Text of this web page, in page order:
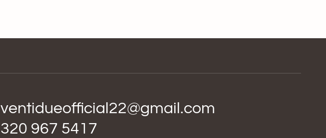
ventidueofficial22@gmail.com
320 967 5417